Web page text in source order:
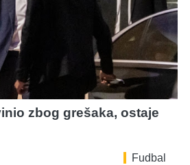
zbog grešaka, ostaje
Fudbal